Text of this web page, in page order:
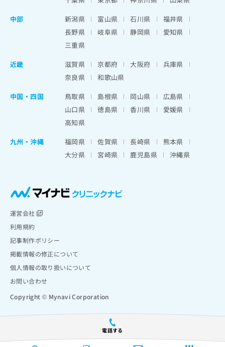
電話する
中部
新潟県 富山県 石川県
福井県
長野県
岐阜県 静岡県
愛知県
三重県
近畿
滋賀県 京都府 大阪府
兵庫県
奈良県
和歌山県
中国・四国
鳥取県 島根県 岡山県
広島県
山口県
徳島県 香川県
愛媛県
高知県
九州・沖縄
福岡県 佐賀県 長崎県
熊本県
大分県
宮崎県 鹿児島県 沖縄県
運営会社
利用規約
記事制作ポリシー
掲載情報の修正について
個人情報の取り扱いについて
お問い合わせ
Copyright © Mynavi Corporation